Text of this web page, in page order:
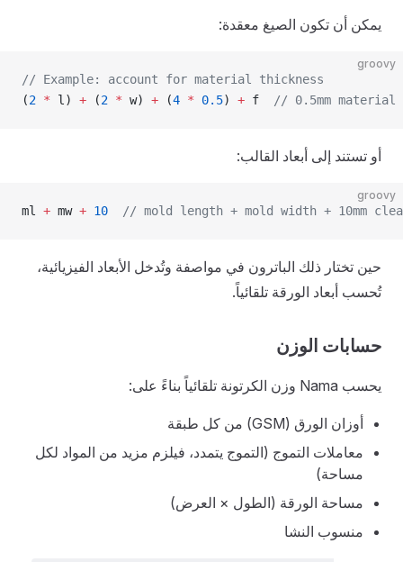
يمكن أن تكون الصيغ معقدة:
groovy
// Example: account for material thickness
(2 * l) + (2 * w) + (4 * 0.5) + f // 0.5mm material
أو تستند إلى أبعاد القالب:
groovy
ml + mw + 10
// mold length + mold width + 10mm
حين تختار ذلك الباترون في مواصفة وتُدخل الأبعاد الفيزيائية،
تُحسب أبعاد الورقة تلقائياً.
حسابات الوزن
يحسب Nama وزن الكرتونة تلقائياً بناءً على:
أوزان الورق (GSM) من كل طبقة
معاملات التموج (التموج يتمدد، فيلزم مزيد من المواد لكل
مساحة)
مساحة الورقة (الطول × العرض)
منسوب النشا